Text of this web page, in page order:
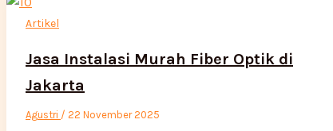
Artikel
Jasa Instalasi Murah Fiber Optik di
Jakarta
Agustri / 22 November 2025